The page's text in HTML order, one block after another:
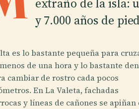
y 7.000 años de
es lo bastante pequeña para
de una hora y lo bastante
cambiar de rostro cada pocos
En La Valeta, fachadas
y líneas de cañones se apiñan